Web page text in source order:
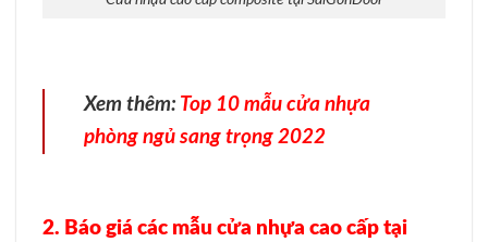
Xem thêm: Top 10 mẫu cửa nhựa
phòng ngủ sang trọng 2022
2. Báo giá các mẫu cửa nhựa cao cấp tại